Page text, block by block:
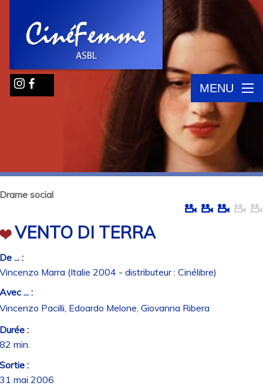
MENU
social
VENTO DI TERRA
... :
Marra (Italie 2004 - distributeur : Cinélibre)
... :
Pacilli, Edoardo Melone, Giovanna Ribera
:
min.
:
mai 2006